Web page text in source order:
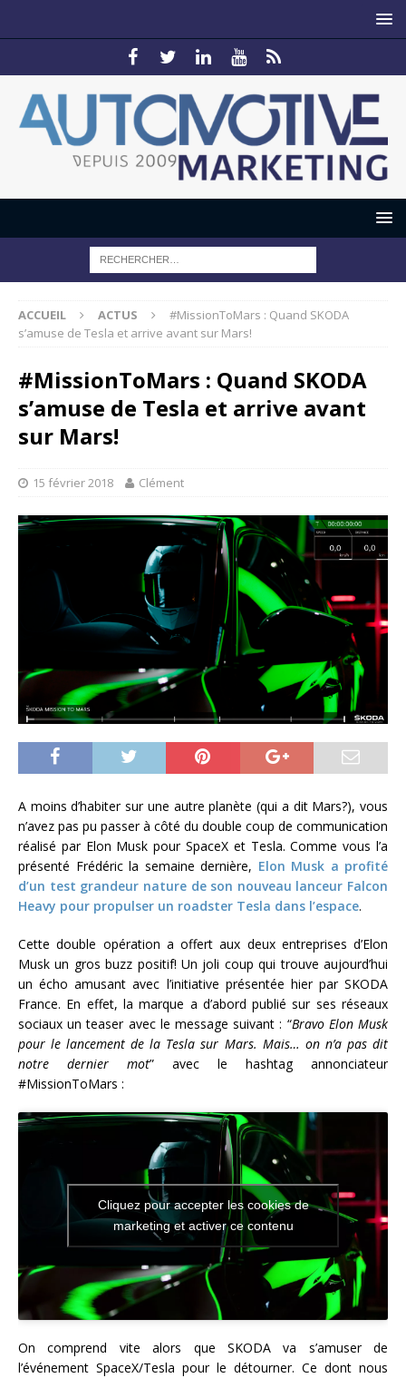
ACCUEIL ACTUS
#MissionToMars : Quand SKODA
s’amuse de Tesla et arrive avant sur Mars!
#MissionToMars : Quand SKODA
s’amuse de Tesla et arrive avant
sur Mars!
15 février 2018 Clément
A moins d’habiter sur une autre planète (qui a dit Mars?), vous
n’avez pas pu passer à côté du double coup de communication
réalisé par Elon Musk pour SpaceX et Tesla. Comme vous l’a
présenté Frédéric la semaine dernière, Elon Musk a profité
d’un test grandeur nature de son nouveau lanceur Falcon
Heavy pour propulser un roadster Tesla dans l’espace.
Cette double opération a offert aux deux entreprises d’Elon
Musk un gros buzz positif! Un joli coup qui trouve aujourd’hui
un écho amusant avec l’initiative présentée hier par SKODA
France. En effet, la marque a d’abord publié sur ses réseaux
sociaux un teaser avec le message suivant : “Bravo Elon Musk
pour le lancement de la Tesla sur Mars. Mais… on n’a pas dit
notre dernier mot” avec le hashtag annonciateur
#MissionToMars :
Cliquez pour accepter les cookies de
marketing et activer ce contenu
On comprend vite alors que SKODA va s’amuser de
l’événement SpaceX/Tesla pour le détourner. Ce dont nous